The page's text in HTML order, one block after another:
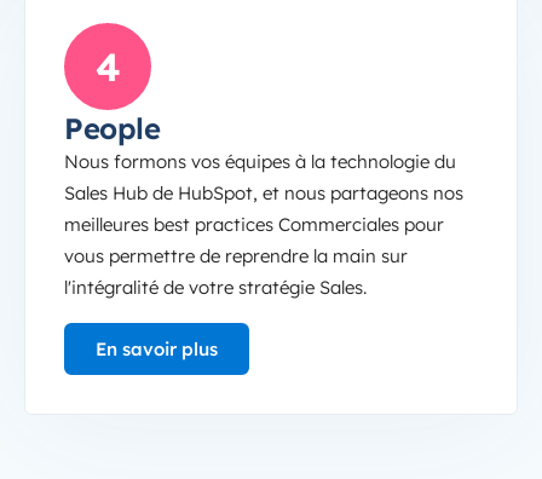
4
People
Nous formons vos équipes à la technologie du
Sales Hub de HubSpot, et nous partageons nos
meilleures best practices Commerciales pour
vous permettre de reprendre la main sur
l'intégralité de votre stratégie Sales.
En savoir plus